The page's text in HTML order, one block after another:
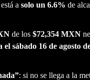
a solo un 6.6% de
de los $72,354 MXN
el sábado 16 de agosto
: si no se llega a la